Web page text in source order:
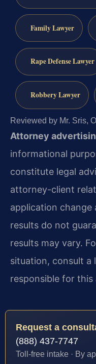
Family Lawyer
Rape Defense Lawyer
Robbery Lawyer
Reviewed by Mr. Sris,
Attorney
informational
constitute legal
attorney-client
application change
results do not
results may vary.
situation, consult a
responsible for this
Request a
(888) 437-7747
Toll-free intake · By